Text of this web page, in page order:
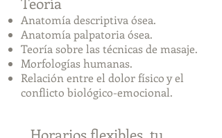
Anatomía descriptiva ósea.
Anatomía palpatoria ósea.
Teoría sobre las técnicas de masaje.
Morfologías humanas.
Relación entre el dolor físico y el
conflicto biológico-emocional.
Horarios flexibles, tu